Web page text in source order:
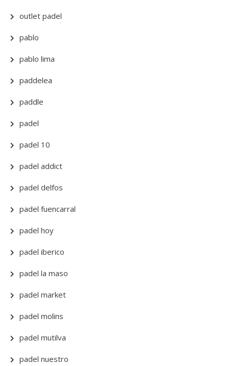
outlet padel
pablo
pablo lima
paddelea
paddle
padel
padel 10
padel addict
padel delfos
padel fuencarral
padel hoy
padel iberico
padel la maso
padel market
padel molins
padel mutilva
padel nuestro